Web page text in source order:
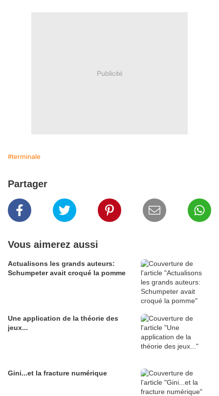
Publicité
#terminale
Partager
Vous aimerez aussi
Actualisons les grands auteurs:
Schumpeter avait croqué la pomme
Une application de la théorie des
jeux...
Gini...et la fracture numérique